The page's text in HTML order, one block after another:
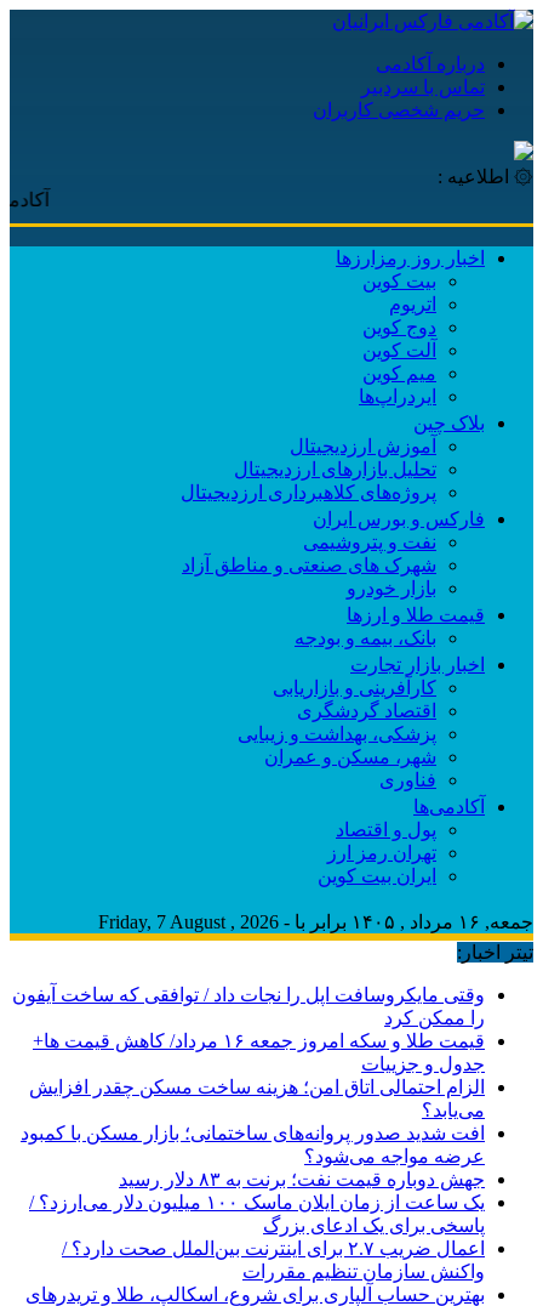
درباره آکادمی
تماس با سردبیر
حریم شخصی کاربران
۞ اطلاعیه :
آکادمی
اخبار روز رمزارزها
بیت کوین
اتریوم
دوج کوین
آلت کوین
میم کوین‌
ایردراپ‌ها
بلاک چین
آموزش ارزدیجیتال
تحلیل بازارهای ارزدیجیتال
پروژه‌های کلاهبرداری ارزدیجیتال
فارکس و بورس ایران
نفت و پتروشیمی
شهرک های صنعتی و مناطق آزاد
بازار خودرو
قیمت طلا و ارزها
بانک، بیمه و بودجه
اخبار بازار تجارت
کارآفرینی و بازاریابی
اقتصاد گردشگری
پزشکی، بهداشت و زیبایی
شهر، مسکن و عمران
فناوری
آکادمی‌ها
پول و اقتصاد
تهران رمز ارز
ایران بیت کوین
جمعه, ۱۶ مرداد , ۱۴۰۵ برابر با - Friday, 7 August , 2026
تیتر اخبار:
وقتی مایکروسافت اپل را نجات داد / توافقی که ساخت آیفون
را ممکن کرد
قیمت طلا و سکه امروز جمعه ۱۶ مرداد/ کاهش قیمت ها+
جدول و جزییات
الزام احتمالی اتاق امن؛ هزینه ساخت مسکن چقدر افزایش
می‌یابد؟
افت شدید صدور پروانه‌های ساختمانی؛ بازار مسکن با کمبود
عرضه مواجه می‌شود؟
جهش دوباره قیمت نفت؛ برنت به ۸۳ دلار رسید
یک ساعت از زمان ایلان ماسک ۱۰۰ میلیون دلار می‌ارزد؟ /
پاسخی برای یک ادعای بزرگ
اعمال ضریب ۲.۷ برای اینترنت بین‌الملل صحت دارد؟ /
واکنش سازمان تنظیم مقررات
بهترین حساب آلپاری برای شروع، اسکالپ، طلا و تریدرهای